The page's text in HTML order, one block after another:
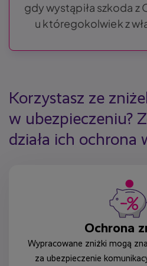
gdy wystąpiła szkoda z
u któregokolwiek z
Korzystasz ze
w ubezpieczeniu?
działa ich ochrona
Ochrona
Wypracowane zniżki mogą
za ubezpieczenie